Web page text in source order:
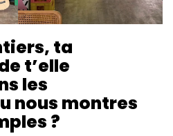
ta
t’elle
les
nous montres
?